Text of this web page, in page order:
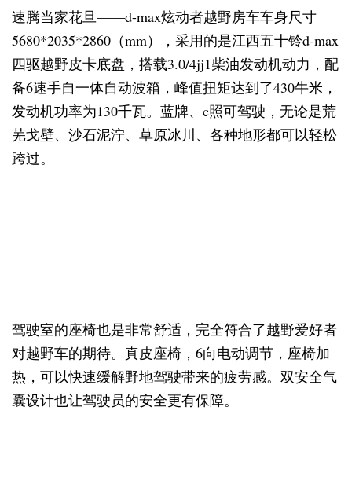
速腾当家花旦——d-max炫动者越野房车车身尺寸
5680*2035*2860（mm），采用的是江西五十铃d-max
四驱越野皮卡底盘，搭载3.0/4jj1柴油发动机动力，配
备6速手自一体自动波箱，峰值扭矩达到了430牛米，
发动机功率为130千瓦。蓝牌、c照可驾驶，无论是荒
芜戈壁、沙石泥泞、草原冰川、各种地形都可以轻松
跨过。
驾驶室的座椅也是非常舒适，完全符合了越野爱好者
对越野车的期待。真皮座椅，6向电动调节，座椅加
热，可以快速缓解野地驾驶带来的疲劳感。双安全气
囊设计也让驾驶员的安全更有保障。